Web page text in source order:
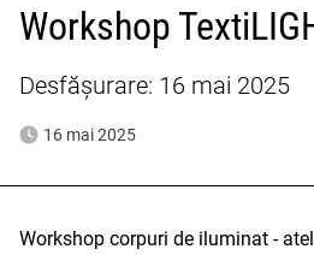
Workshop
Desfășurare: 16 mai 2025
16 mai 2025
Workshop corpuri de iluminat -